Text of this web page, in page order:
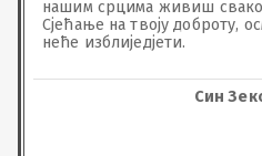
нашим срцима живиш
Сјећање на твоју доброту,
неће изблиједјети.
Син